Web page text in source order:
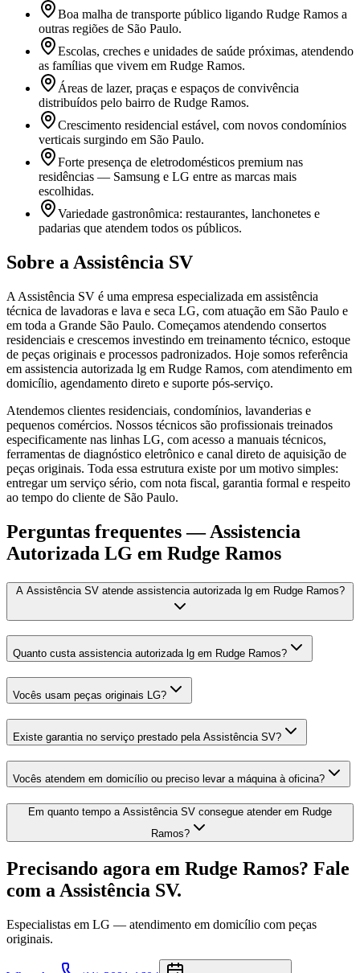
Boa malha de transporte público ligando Rudge Ramos a
outras regiões de São Paulo.
Escolas, creches e unidades de saúde próximas, atendendo
as famílias que vivem em Rudge Ramos.
Áreas de lazer, praças e espaços de convivência
distribuídos pelo bairro de Rudge Ramos.
Crescimento residencial estável, com novos condomínios
verticais surgindo em São Paulo.
Forte presença de eletrodomésticos premium nas
residências — Samsung e LG entre as marcas mais
escolhidas.
Variedade gastronômica: restaurantes, lanchonetes e
padarias que atendem todos os públicos.
Sobre a Assistência SV
A Assistência SV é uma empresa especializada em assistência
técnica de lavadoras e lava e seca LG, com atuação em São Paulo e
em toda a Grande São Paulo. Começamos atendendo consertos
residenciais e crescemos investindo em treinamento técnico, estoque
de peças originais e processos padronizados. Hoje somos referência
em assistencia autorizada lg em Rudge Ramos, com atendimento em
domicílio, agendamento direto e suporte pós-serviço.
Atendemos clientes residenciais, condomínios, lavanderias e
pequenos comércios. Nossos técnicos são profissionais treinados
especificamente nas linhas LG, com acesso a manuais técnicos,
ferramentas de diagnóstico eletrônico e canal direto de aquisição de
peças originais. Toda essa estrutura existe por um motivo simples:
entregar um serviço sério, com nota fiscal, garantia formal e respeito
ao tempo do cliente de São Paulo.
Perguntas frequentes —Assistencia
Autorizada LG em Rudge Ramos
A Assistência SV atende assistencia autorizada lg em Rudge Ramos?
Quanto custa assistencia autorizada lg em Rudge Ramos?
Vocês usam peças originais LG?
Existe garantia no serviço prestado pela Assistência SV?
Vocês atendem em domicílio ou preciso levar a máquina à oficina?
Em quanto tempo a Assistência SV consegue atender em Rudge
Ramos?
Precisando agora em Rudge Ramos? Fale
com a Assistência SV.
Especialistas em LG — atendimento em domicílio com peças
originais.